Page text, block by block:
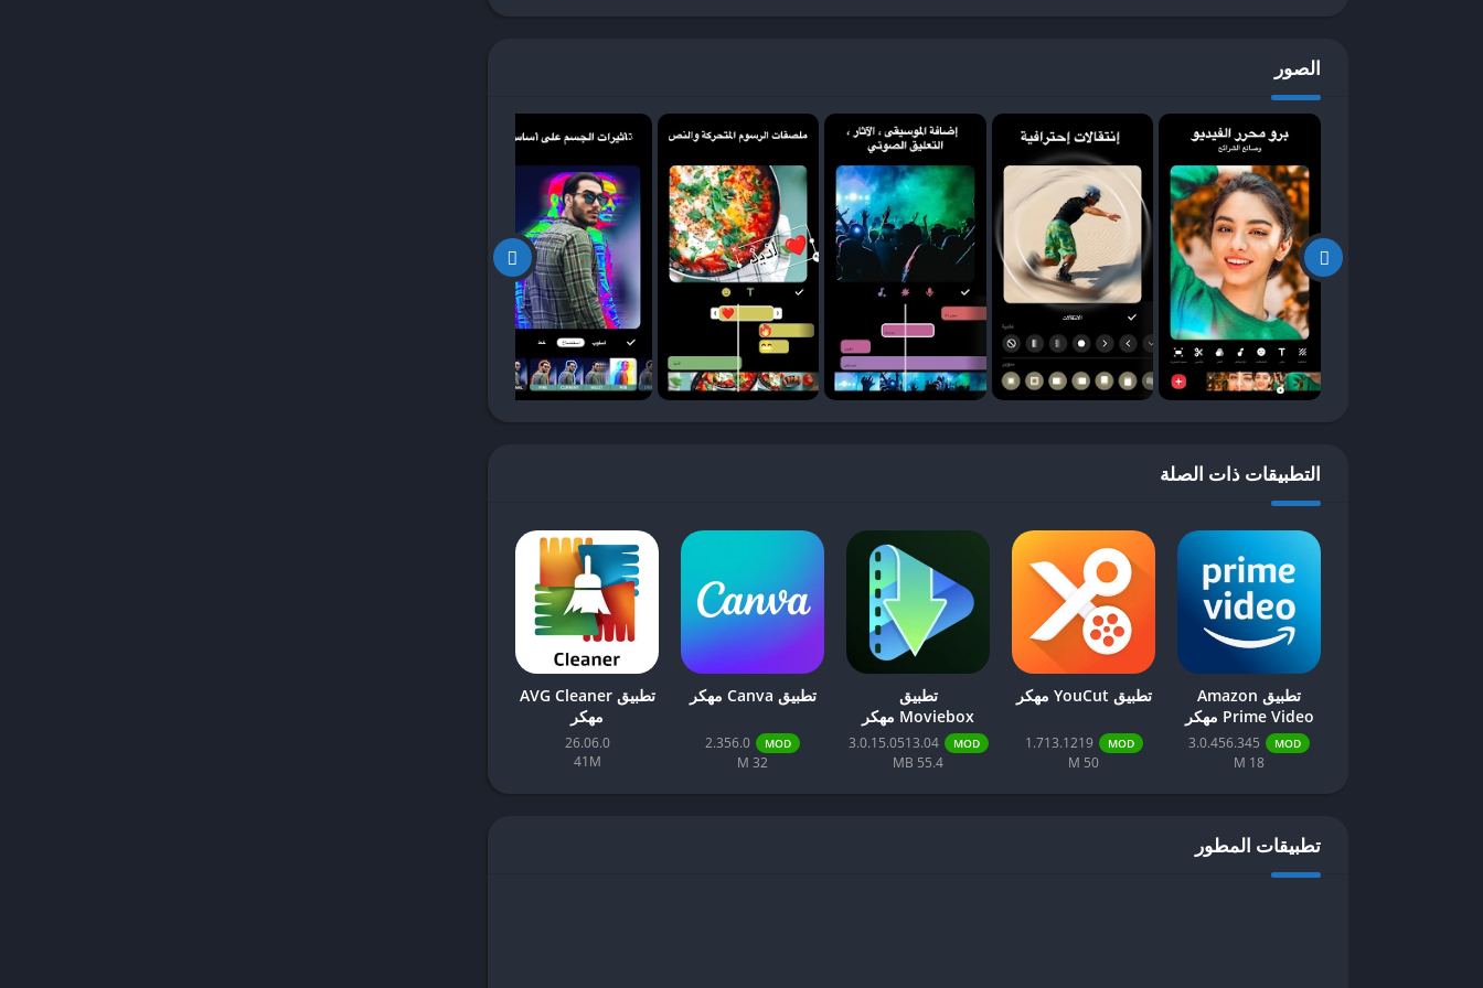
الخاصة بك أو من المكتبة الموسيقية المتاحة في التطبيق. يوفر التطبيق أيضًا إمكانية ضبط الصوت وجعل الموسيقى تتناغم مع
الفيديو بشكل مثالي.
بعد الانتهاء من جميع التعديلات، تأتي مرحلة تصدير الفيديو. يتيح لك InShot تحديد جودة الفيديو وتنسيقه قبل تصديره. يمكنك
اختيار دقة تتراوح من 480p إلى 4K حسب احتياجاتك. وبمجرد اكتمال التصدير، يمكنك مشاركة الفيديو مباشرة على منصات
التواصل الاجتماعي الشهيرة مثل إنستغرام، فيسبوك، ويوتيوب.
يعد تطبيق InShot خيارًا ممتازًا للمستخدمين الذين يبحثون عن طريقة فعالة وسهلة لتحرير الفيديوهات والصور بجودة عالية،
وتحقيق نتائج احترافية دون الحاجة لخبرة كبيرة في مجال التحرير.
الصور
التطبيقات ذات الصلة
تطبيق Amazon
Prime Video مهكر
MOD
3.0.456.345
18 M
تطبيق YouCut مهكر
MOD
1.713.1219
50 M
تطبيق
Moviebox مهكر
MOD
3.0.15.0513.04
55.4 MB
تطبيق Canva مهكر
MOD
2.356.0
32 M
تطبيق AVG Cleaner
مهكر
26.06.0
41M
تطبيقات المطور